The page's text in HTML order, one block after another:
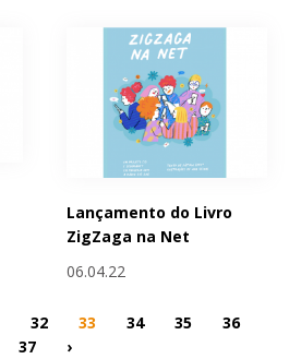
Lançamento do Livro
ZigZaga na Net
06.04.22
32 33 34 35
36
37
›